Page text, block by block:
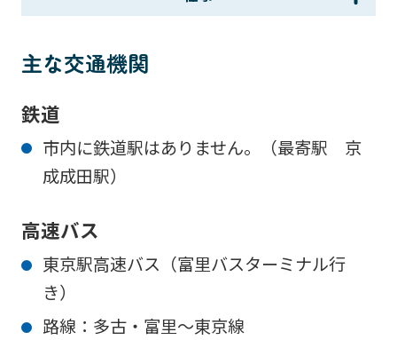
主な交通機関
鉄道
市内に鉄道駅はありません。（最寄駅 京
成成田駅）
高速バス
東京駅高速バス（富里バスターミナル行
き）
路線：多古・富里～東京線